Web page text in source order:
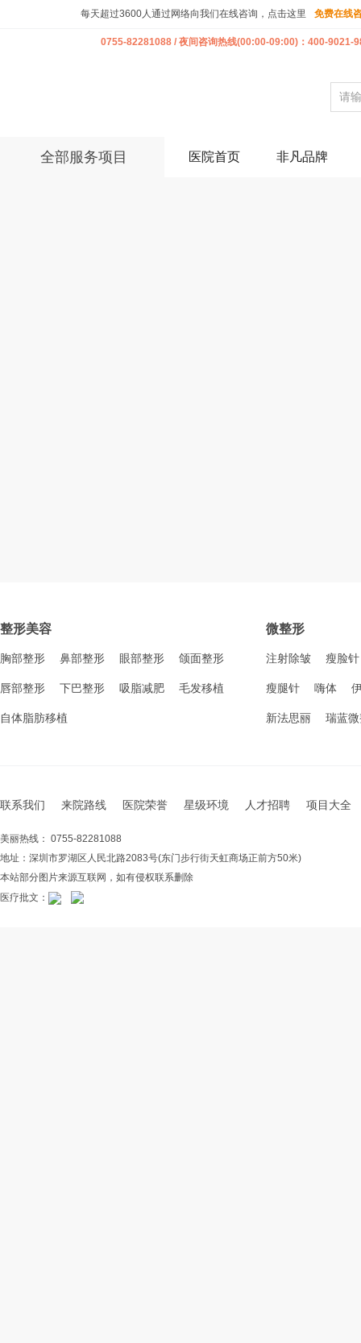
每天超过3600人通过网络向我们在线咨询，点击这里 免费在线
0755-82281088 / 夜间咨询热线(00:00-09:00)：400-9021-
全部服务项目 医院首页 非凡品牌
整形美容
胸部整形 鼻部整形 眼部整形 颌面整形
唇部整形 下巴整形 吸脂减肥 毛发移植
自体脂肪移植
微整形
注射除皱 瘦脸针
瘦腿针 嗨体
新法思丽 瑞蓝
联系我们 来院路线 医院荣誉 星级环境 人才招聘 项目大全
美丽热线： 0755-82281088
地址：深圳市罗湖区人民北路2083号(东门步行街天虹商场正前方50米)
本站部分图片来源互联网，如有侵权联系删除
医疗批文：